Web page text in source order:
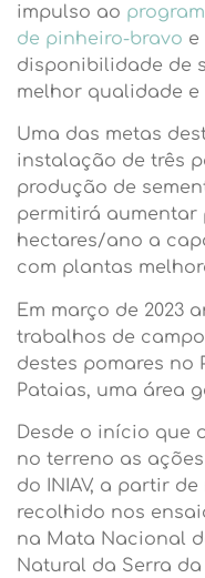
impulso ao
de pinheiro-bravo e
disponibilidade de
melhor qualidade
Uma das metas
instalação de três
produção de
permitirá aumentar
hectares/ano a
com plantas
Em março de 2023
trabalhos de
destes pomares no
Pataias, uma área
Desde o início que
no terreno as
do INIAV, a partir
recolhido nos
na Mata Nacional
Natural da Serra